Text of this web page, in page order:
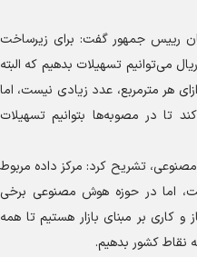
رییس جمهور گفت: برای زیرساخت
تا سقف ۸۰ میلیارد ریال می‌توانیم تسهیلات بدهیم که البته
هر مترمربع، عدد زیادی نیست، اما
تا در مصوبه‌ها بتوانیم تسهیلات
تشریح کرد: مرکز داده مربوط
اما در حوزه هوش مصنوعی برخی
کاری بر مبنای بازار هستیم تا همه
نقاط کشور بدهیم.